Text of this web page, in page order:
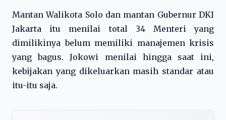
Mantan Walikota Solo dan mantan Gubernur DKI
Jakarta itu menilai total 34 Menteri yang
dimilikinya belum memiliki manajemen krisis
yang bagus. Jokowi menilai hingga saat ini,
kebijakan yang dikeluarkan masih standar atau
itu-itu saja.